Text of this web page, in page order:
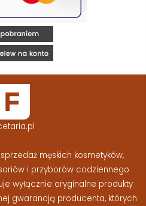
męskich kosmetyków,
i przyborów codziennego
wyłącznie oryginalne produkty
gwarancją producenta, których